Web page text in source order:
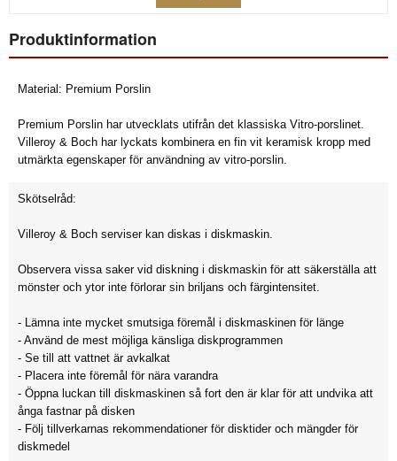
Produktinformation
Material: Premium Porslin
Premium Porslin har utvecklats utifrån det klassiska Vitro-porslinet.
Villeroy & Boch har lyckats kombinera en fin vit keramisk kropp med
utmärkta egenskaper för användning av vitro-porslin.
Skötselråd:
Villeroy & Boch serviser kan diskas i diskmaskin.
Observera vissa saker vid diskning i diskmaskin för att säkerställa att
mönster och ytor inte förlorar sin briljans och färgintensitet.
- Lämna inte mycket smutsiga föremål i diskmaskinen för länge
- Använd de mest möjliga känsliga diskprogrammen
- Se till att vattnet är avkalkat
- Placera inte föremål för nära varandra
- Öppna luckan till diskmaskinen så fort den är klar för att undvika att
ånga fastnar på disken
- Följ tillverkarnas rekommendationer för disktider och mängder för
diskmedel